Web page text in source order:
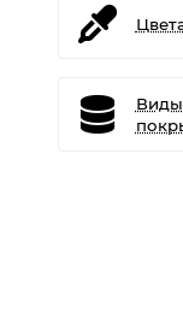
Виды